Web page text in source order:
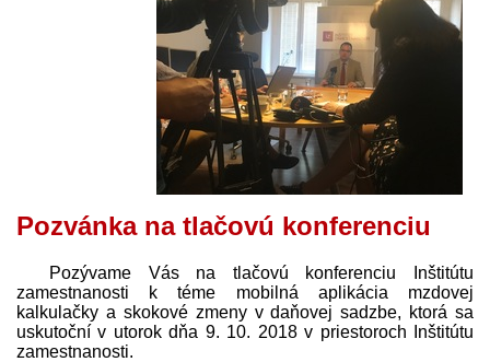
Pozvánka na tlačovú konferenciu
Pozývame Vás na tlačovú konferenciu Inštitútu
zamestnanosti k téme mobilná aplikácia mzdovej
kalkulačky a skokové zmeny v daňovej sadzbe, ktorá sa
uskutoční v utorok dňa 9. 10. 2018 v priestoroch Inštitútu
zamestnanosti.